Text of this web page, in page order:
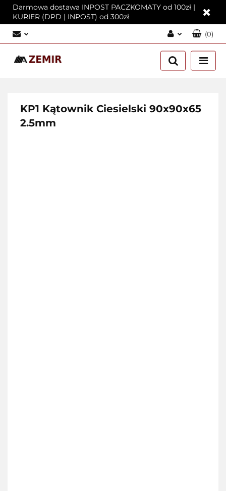
Darmowa dostawa INPOST PACZKOMATY od 100zł |
KURIER (DPD | INPOST) od 300zł
Zaloguj się
Załóż konto
(0)
KP1 Kątownik Ciesielski 90x90x65
2.5mm